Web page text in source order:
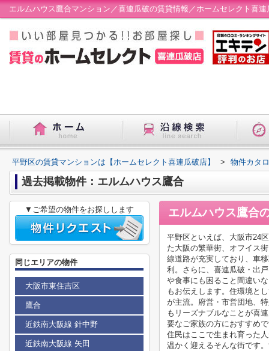
エルムハウス鷹合マンション／喜連瓜破の賃貸情報／ホームセレクト喜連
平野区の賃貸マンションは【ホームセレクト喜連瓜破店】 > 物件カタ
過去掲載物件：エルムハウス鷹合
エルムハウス鷹合
平野区といえば、大阪市24
た大阪の繁華街、オフイス
線道路が充実しており、車
利。さらに、喜連瓜破・出
や食事にも困ること間違い
もお伝えします。住環境と
が主流。府営・市営団地、
もリーズナブルなことが喜
要なご家族の方におすすめ
住民はここで生まれ育った
温かく迎えるそんな街です
▼ご希望の物件をお探しします
同じエリアの物件
大阪市東住吉区
鷹合
近鉄南大阪線 針中野
近鉄南大阪線 矢田